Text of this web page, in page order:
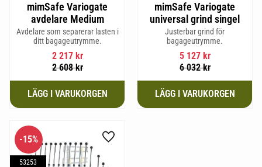
mimSafe Variogate
avdelare Medium
Avdelare som separerar lasten i
ditt bagageutrymme.
2 217kr
2 608kr
mimSafe Variogate
universal grind singel
Justerbar grind för
bagageutrymme.
5 127kr
6 032kr
15%
53253
Lägg till i favoriter